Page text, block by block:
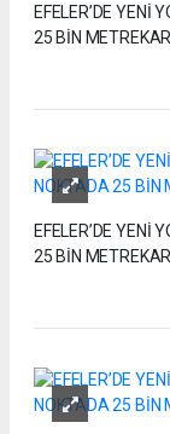
EFELER’DE YENİ
25 BİN
EFELER’DE YENİ
25 BİN